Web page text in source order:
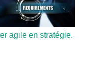
agile en stratégie.